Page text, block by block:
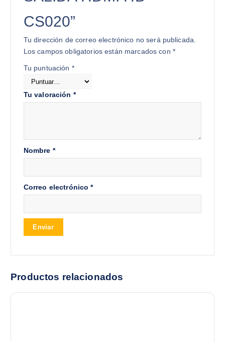
CS020”
Tu dirección de correo electrónico no será publicada.
Los campos obligatorios están marcados con *
Tu puntuación *
Tu valoración *
Nombre *
Correo electrónico*
Productos relacionados